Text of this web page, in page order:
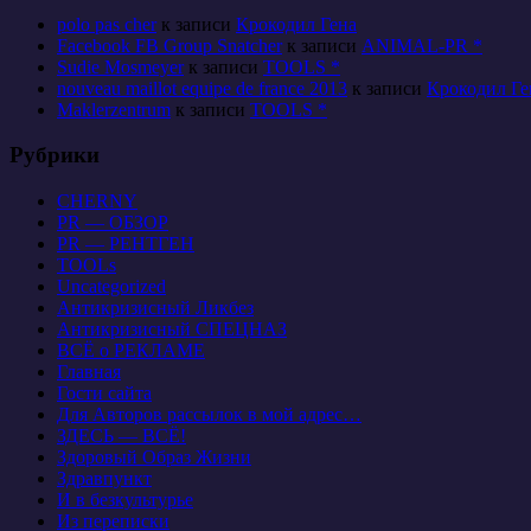
polo pas cherк записи Крокодил Гена
Facebook FB Group Snatcherк записи ANIMAL-PR *
Sudie Mosmeyerк записи TOOLS *
nouveau maillot equipe de france 2013 к записи Крокодил
Maklerzentrum к записи TOOLS *
Рубрики
CHERNY
PR — ОБЗОР
PR — РЕНТГЕН
TOOLs
Uncategorized
Антикризисный Ликбез
Антикризисный СПЕЦНАЗ
ВСЁ о РЕКЛАМЕ
Главная
Гости сайта
Для Авторов рассылок в мой адрес…
ЗДЕСЬ — ВСЁ!
Здоровый Образ Жизни
Здравпункт
И в безкультурье
Из переписки